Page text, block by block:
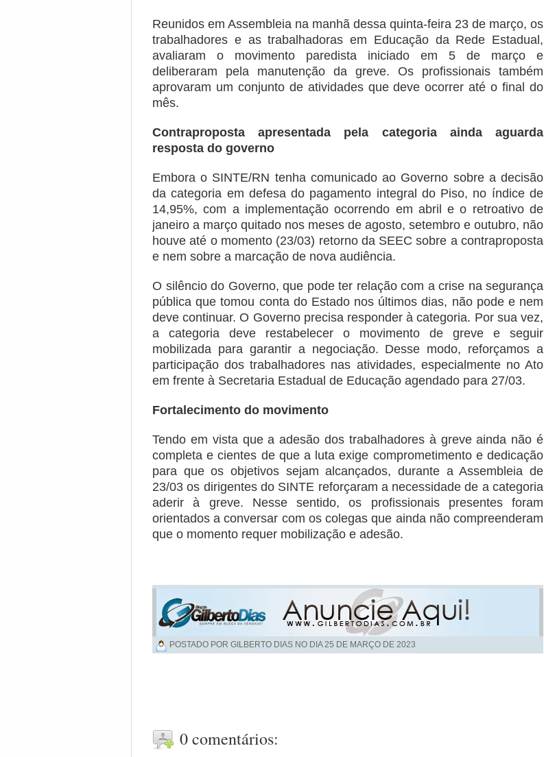
Reunidos em Assembleia na manhã dessa quinta-feira 23 de março, os
trabalhadores e as trabalhadoras em Educação da Rede Estadual,
avaliaram o movimento paredista iniciado em 5 de março e
deliberaram pela manutenção da greve. Os profissionais também
aprovaram um conjunto de atividades que deve ocorrer até o final do
mês.
Contraproposta apresentada pela categoria ainda aguarda
resposta do governo
Embora o SINTE/RN tenha comunicado ao Governo sobre a decisão
da categoria em defesa do pagamento integral do Piso, no índice de
14,95%, com a implementação ocorrendo em abril e o retroativo de
janeiro a março quitado nos meses de agosto, setembro e outubro, não
houve até o momento (23/03) retorno da SEEC sobre a contraproposta
e nem sobre a marcação de nova audiência.
O silêncio do Governo, que pode ter relação com a crise na segurança
pública que tomou conta do Estado nos últimos dias, não pode e nem
deve continuar. O Governo precisa responder à categoria. Por sua vez,
a categoria deve restabelecer o movimento de greve e seguir
mobilizada para garantir a negociação. Desse modo, reforçamos a
participação dos trabalhadores nas atividades, especialmente no Ato
em frente à Secretaria Estadual de Educação agendado para 27/03.
Fortalecimento do movimento
Tendo em vista que a adesão dos trabalhadores à greve ainda não é
completa e cientes de que a luta exige comprometimento e dedicação
para que os objetivos sejam alcançados, durante a Assembleia de
23/03 os dirigentes do SINTE reforçaram a necessidade de a categoria
aderir à greve. Nesse sentido, os profissionais presentes foram
orientados a conversar com os colegas que ainda não compreenderam
que o momento requer mobilização e adesão.
POSTADO POR GILBERTO DIAS NO DIA25 DE MARÇO DE 2023
0 comentários: